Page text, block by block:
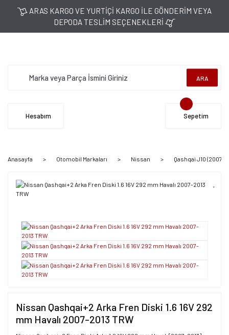
ARAS KARGO VE YURTİÇİ KARGO İLE GÖNDERİM VEYA
DEPODA TESLİM SEÇENEKLERİ
ARA
Hesabım Sepetim
Anasayfa Otomobil Markaları Nissan Qashqai J10 (2007-
Nissan Qashqai+2 Arka Fren Diski 1.6 16V 292
mm Havalı 2007-2013 TRW